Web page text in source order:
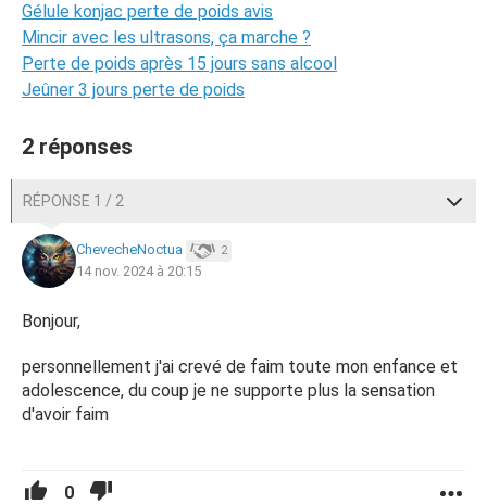
Gélule konjac perte de poids avis
Mincir avec les ultrasons, ça marche ?
Perte de poids après 15 jours sans alcool
Jeûner 3 jours perte de poids
2 réponses
RÉPONSE 1 / 2
ChevecheNoctua 2
14 nov. 2024 à 20:15
Bonjour,
personnellement j'ai crevé de faim toute mon enfance et
adolescence, du coup je ne supporte plus la sensation
d'avoir faim
0